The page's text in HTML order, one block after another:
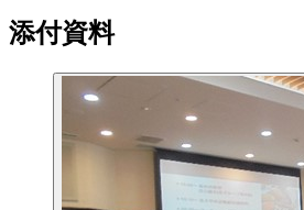
添付資料